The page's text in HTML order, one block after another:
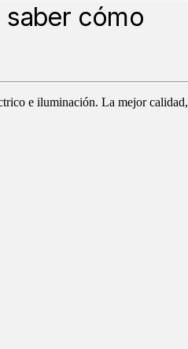
saber cómo
e iluminación. La mejor calidad,